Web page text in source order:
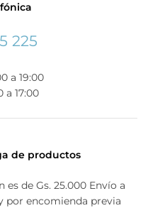
225
a 19:00
a 17:00
de productos
de Gs. 25.000 Envío a
por encomienda previa